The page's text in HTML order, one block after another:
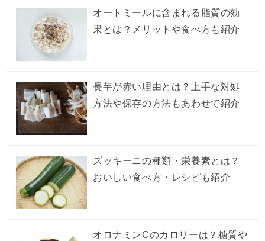
オートミールに含まれる脂質の効
果とは？メリットや食べ方も紹介
長芋が赤い理由とは？上手な対処
方法や保存の方法もあわせて紹介
ズッキーニの種類・栄養素とは？
おいしい食べ方・レシピも紹介
オロナミンCのカロリーは？糖質や